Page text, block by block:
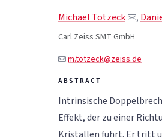
Michael Totzeck ,
Carl Zeiss SMT GmbH
m.totzeck@zeiss.de
Intrinsische
Effekt, der zu einer
Kristallen führt. Er tritt